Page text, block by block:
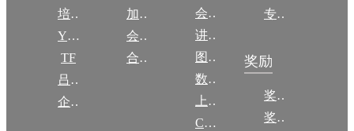
培训
YOCSEF
TF
吕梁振兴
企智会
加入CCF
会员交费
合作伙伴
会议
讲稿
图集
数图编审委员会
上传/发布作品
CCF DL Focus
专委名单
奖励
奖励动态
奖励目录